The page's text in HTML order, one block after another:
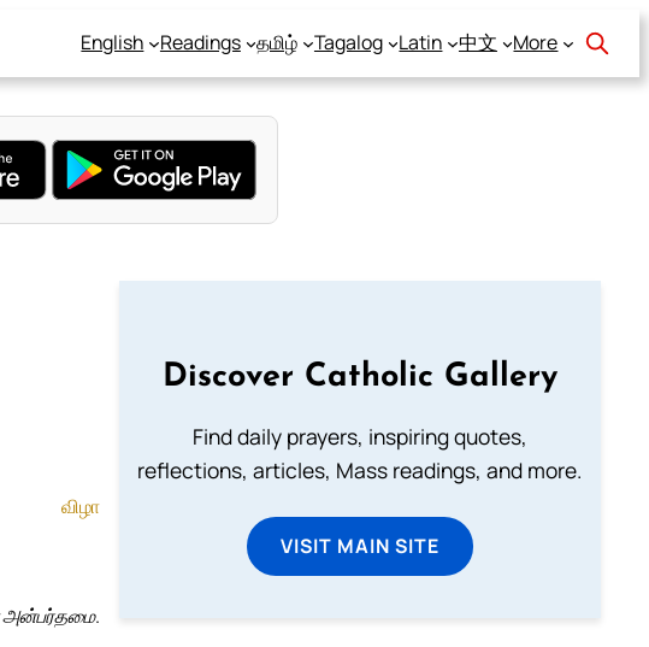
English Readings தமிழ் Tagalog Latin 中文 More
விழா
அன்பர்தமை.
Discover Catholic Gallery
Find daily prayers, inspiring quotes,
reflections, articles, Mass readings, and more.
VISIT MAIN SITE